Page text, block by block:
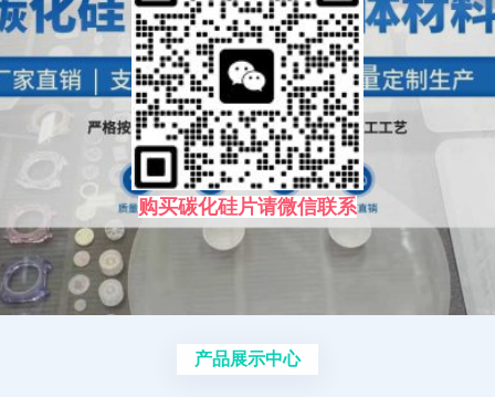
购买碳化硅片请微信联系
产品展示中心